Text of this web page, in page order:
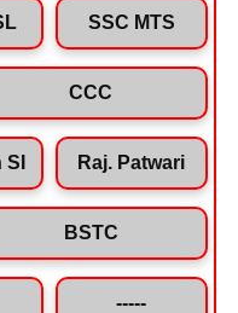
SSC MTS
CCC
SI Raj. Patwari
BSTC
-----